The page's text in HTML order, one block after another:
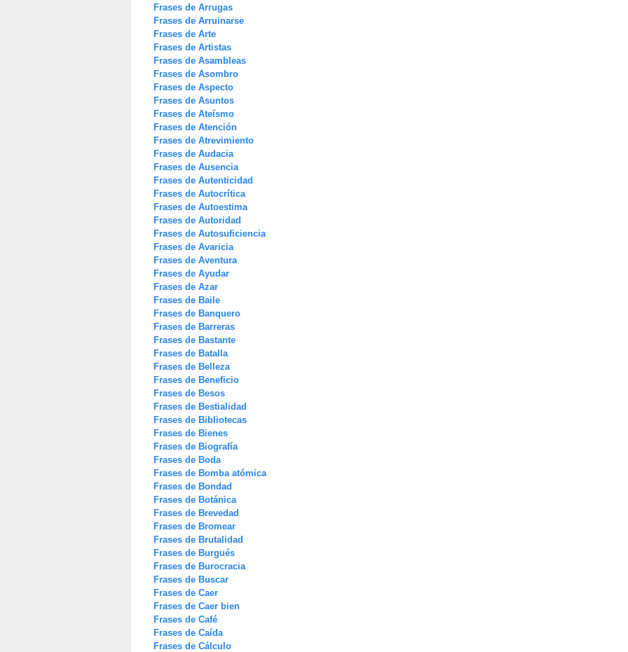
Frases de Arrugas
Frases de Arruinarse
Frases de Arte
Frases de Artistas
Frases de Asambleas
Frases de Asombro
Frases de Aspecto
Frases de Asuntos
Frases de Ateísmo
Frases de Atención
Frases de Atrevimiento
Frases de Audacia
Frases de Ausencia
Frases de Autenticidad
Frases de Autocrítica
Frases de Autoestima
Frases de Autoridad
Frases de Autosuficiencia
Frases de Avaricia
Frases de Aventura
Frases de Ayudar
Frases de Azar
Frases de Baile
Frases de Banquero
Frases de Barreras
Frases de Bastante
Frases de Batalla
Frases de Belleza
Frases de Beneficio
Frases de Besos
Frases de Bestialidad
Frases de Bibliotecas
Frases de Bienes
Frases de Biografía
Frases de Boda
Frases de Bomba atómica
Frases de Bondad
Frases de Botánica
Frases de Brevedad
Frases de Bromear
Frases de Brutalidad
Frases de Burgués
Frases de Burocracia
Frases de Buscar
Frases de Caer
Frases de Caer bien
Frases de Café
Frases de Caída
Frases de Cálculo